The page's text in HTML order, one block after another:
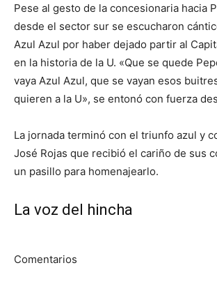
Pese al gesto de la concesionaria hacia
desde el sector sur se escucharon
Azul Azul por haber dejado partir al
en la historia de la U. «Que se quede
vaya Azul Azul, que se vayan esos
quieren a la U», se entonó con fuerza
La jornada terminó con el triunfo azul y
José Rojas que recibió el cariño de sus
un pasillo para homenajearlo.
La voz del hincha
Comentarios